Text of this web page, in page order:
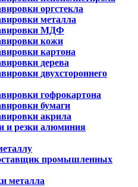
оргстекла
металла
МДФ
кожи
картона
дерева
двухстороннего
гофрокартона
бумаги
акрила
и резки алюминия
промышленных
металла